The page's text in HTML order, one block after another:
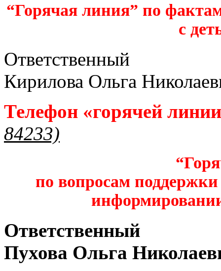
“Горячая линия” по
с
Ответственный
Кирилова Ольга
Телефон «горячей
84233)
по вопросам поддержки
Ответственный
Пухова Ольга